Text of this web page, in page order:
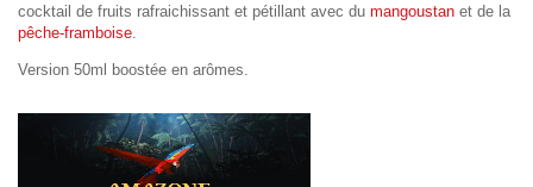
cocktail de fruits rafraichissant et pétillant avec du mangoustan et de la
pêche-framboise.
Version 50ml boostée en arômes.